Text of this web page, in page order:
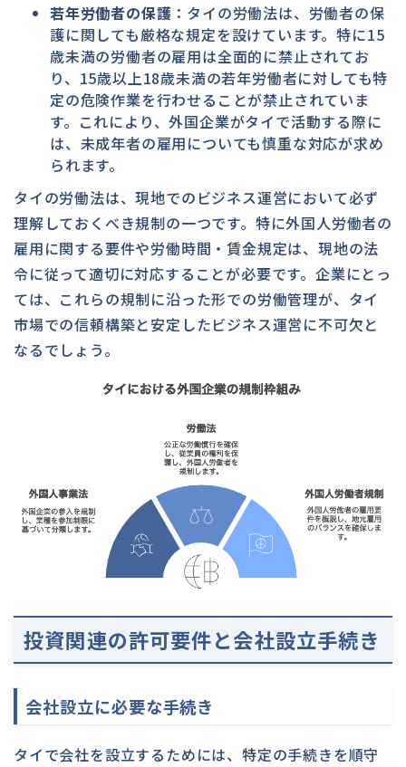
若年労働者の保護 ：タイの労働法は、労働者の保
護に関しても厳格な規定を設けています。特に15
歳未満の労働者の雇用は全面的に禁止されてお
り、15歳以上18歳未満の若年労働者に対しても特
定の危険作業を行わせることが禁止されていま
す。これにより、外国企業がタイで活動する際に
は、未成年者の雇用についても慎重な対応が求め
られます。
タイの労働法は、現地でのビジネス運営において必ず
理解しておくべき規制の一つです。特に外国人労働者の
雇用に関する要件や労働時間・賃金規定は、現地の法
令に従って適切に対応することが必要です。企業にとっ
ては、これらの規制に沿った形での労働管理が、タイ
市場での信頼構築と安定したビジネス運営に不可欠と
なるでしょう。
投資関連の許可要件と会社設立手続き
会社設立に必要な手続き
タイで会社を設立するためには、特定の手続きを順守